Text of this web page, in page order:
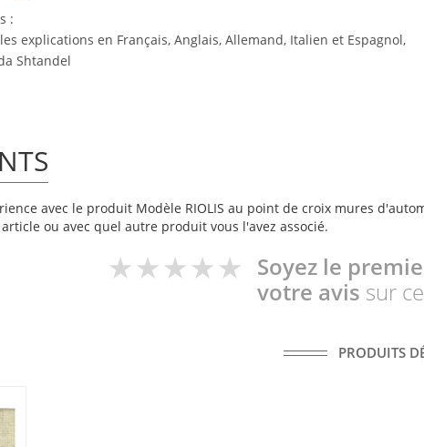
:
explications en Français, Anglais, Allemand, Italien et Espagnol,
Shtandel
avec le produit Modèle RIOLIS au point de croix mures
ou avec quel autre produit vous l'avez associé.
Soyez le
votre avis sur
PRODUITS